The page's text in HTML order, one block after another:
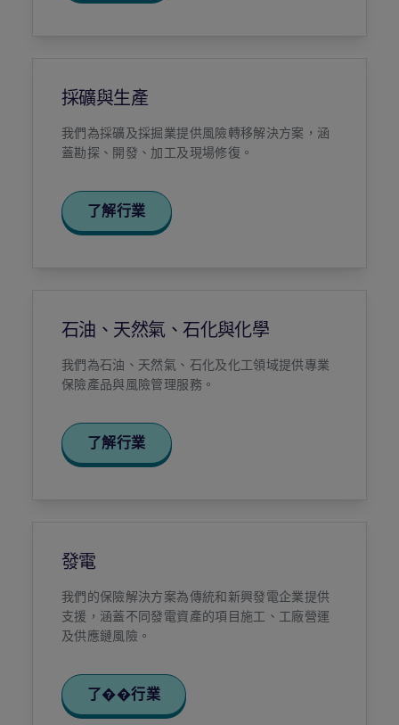
採礦與生產
我們為採礦及採掘業提供風險轉移解決方案，涵
蓋勘探、開發、加工及現場修復。
了解行業
石油、天然氣、石化與化學
我們為石油、天然氣、石化及化工領域提供專業
保險產品與風險管理服務。
了解行業
發電
我們的保險解決方案為傳統和新興發電企業提供
支援，涵蓋不同發電資產的項目施工、工廠營運
及供應鏈風險。
了��行業